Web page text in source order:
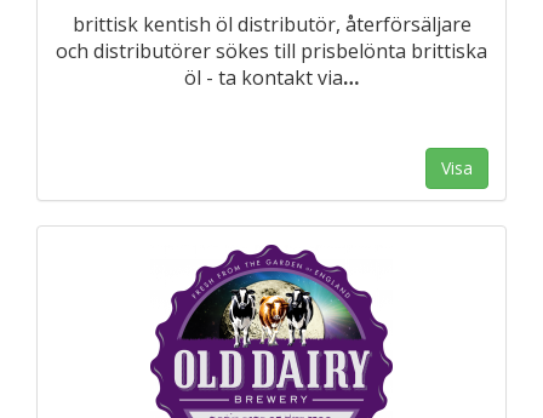
brittisk kentish öl distributör, återförsäljare
och distributörer sökes till prisbelönta brittiska
öl - ta kontakt via…
Visa